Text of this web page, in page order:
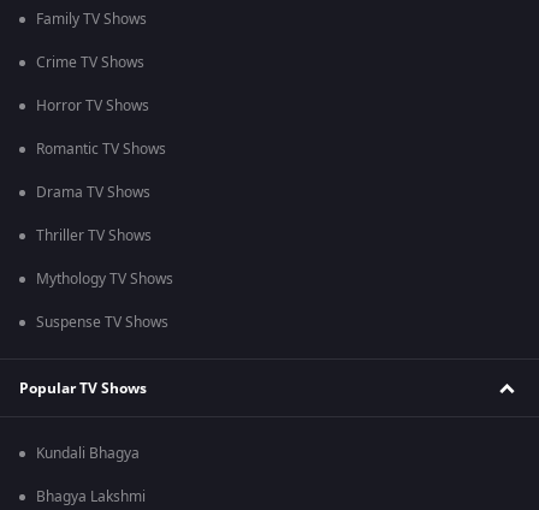
Family TV Shows
Crime TV Shows
Horror TV Shows
Romantic TV Shows
Drama TV Shows
Thriller TV Shows
Mythology TV Shows
Suspense TV Shows
Popular TV Shows
Kundali Bhagya
Bhagya Lakshmi